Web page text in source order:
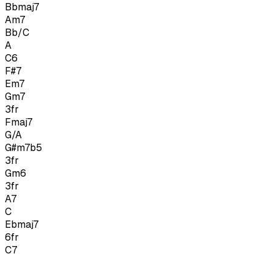
Bbmaj7
Am7
Bb/C
A
C6
F#7
Em7
Gm7
3fr
Fmaj7
G/A
G#m7b5
3fr
Gm6
3fr
A7
C
Ebmaj7
6fr
C7